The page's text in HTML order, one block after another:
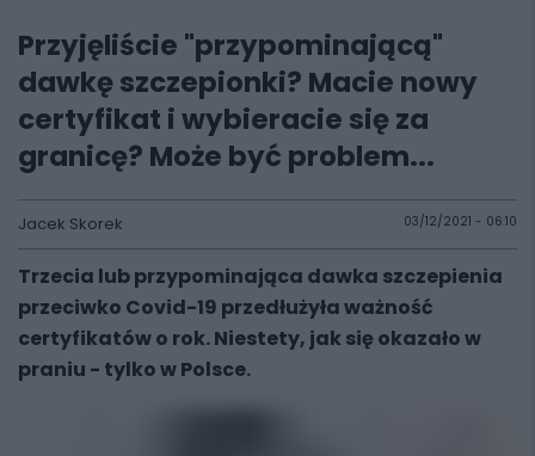
Przyjęliście "przypominającą"
dawkę szczepionki? Macie nowy
certyfikat i wybieracie się za
granicę? Może być problem...
Jacek Skorek 03/12/2021 - 06:10
Trzecia lub przypominająca dawka szczepienia
przeciwko Covid-19 przedłużyła ważność
certyfikatów o rok. Niestety, jak się okazało w
praniu - tylko w Polsce.